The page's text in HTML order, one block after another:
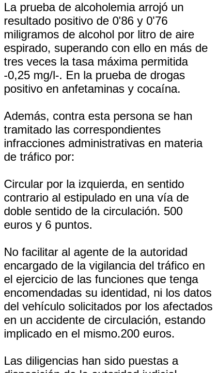
La prueba de alcoholemia arrojó un
resultado positivo de 0'86 y 0'76
miligramos de alcohol por litro de aire
espirado, superando con ello en más de
tres veces la tasa máxima permitida
-0,25 mg/l-. En la prueba de drogas
positivo en anfetaminas y cocaína.
Además, contra esta persona se han
tramitado las correspondientes
infracciones administrativas en materia
de tráfico por:
Circular por la izquierda, en sentido
contrario al estipulado en una vía de
doble sentido de la circulación. 500
euros y 6 puntos.
No facilitar al agente de la autoridad
encargado de la vigilancia del tráfico en
el ejercicio de las funciones que tenga
encomendadas su identidad, ni los datos
del vehículo solicitados por los afectados
en un accidente de circulación, estando
implicado en el mismo.200 euros.
Las diligencias han sido puestas a